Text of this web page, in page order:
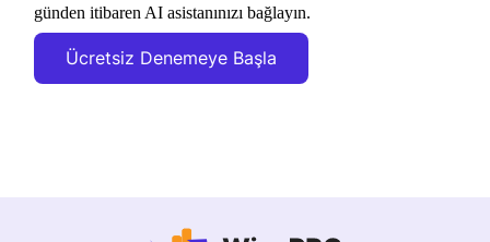
günden itibaren AI asistanınızı bağlayın.
Ücretsiz Denemeye Başla